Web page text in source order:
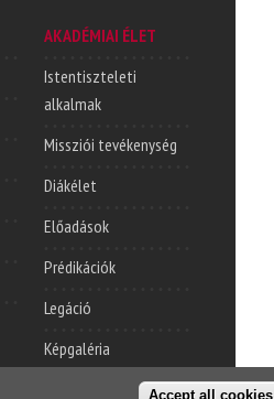
AKADÉMIAI ÉLET
Istentiszteleti
alkalmak
Missziói tevékenység
Diákélet
Előadások
Prédikációk
Legáció
Képgaléria
Accept all cookies